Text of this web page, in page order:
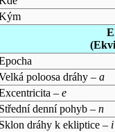
poloosa dráhy – a
– e
Střední denní pohyb – n
Sklon dráhy k ekliptice – i